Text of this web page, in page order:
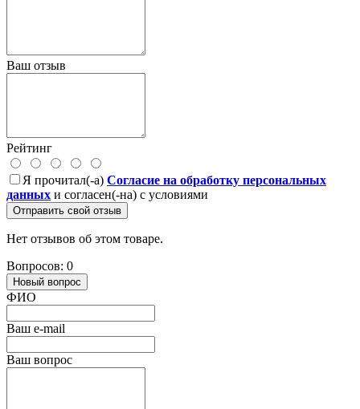
Ваш отзыв
Рейтинг
Я прочитал(-а) Согласие на обработку персональных
данных и согласен(-на) с условиями
Отправить свой отзыв
Нет отзывов об этом товаре.
Вопросов: 0
Новый вопрос
ФИО
Ваш e-mail
Ваш вопрос